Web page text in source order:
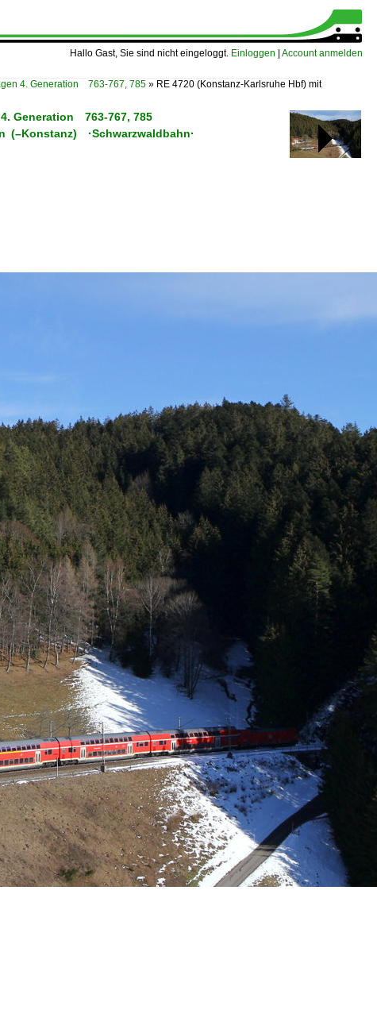
Hallo Gast, Sie sind nicht eingeloggt. Einloggen Account anmelden
4. Generation 763-767, 785 » RE 4720 (Konstanz-Karlsruhe Hbf) mit
Generation 763-767, 785
(–Konstanz) ·Schwarzwaldbahn·